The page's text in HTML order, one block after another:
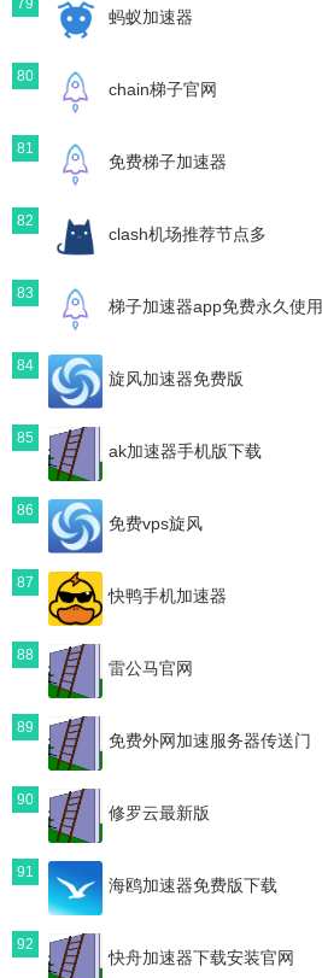
蚂蚁加速器
80
chain梯子官网
81
免费梯子加速器
82
clash机场推荐节点多
83
梯子加速器app免费永久使用
84
旋风加速器免费版
85
ak加速器手机版下载
86
免费vps旋风
87
快鸭手机加速器
88
雷公马官网
89
免费外网加速服务器传送门
90
修罗云最新版
91
海鸥加速器免费版下载
92
快舟加速器下载安装官网